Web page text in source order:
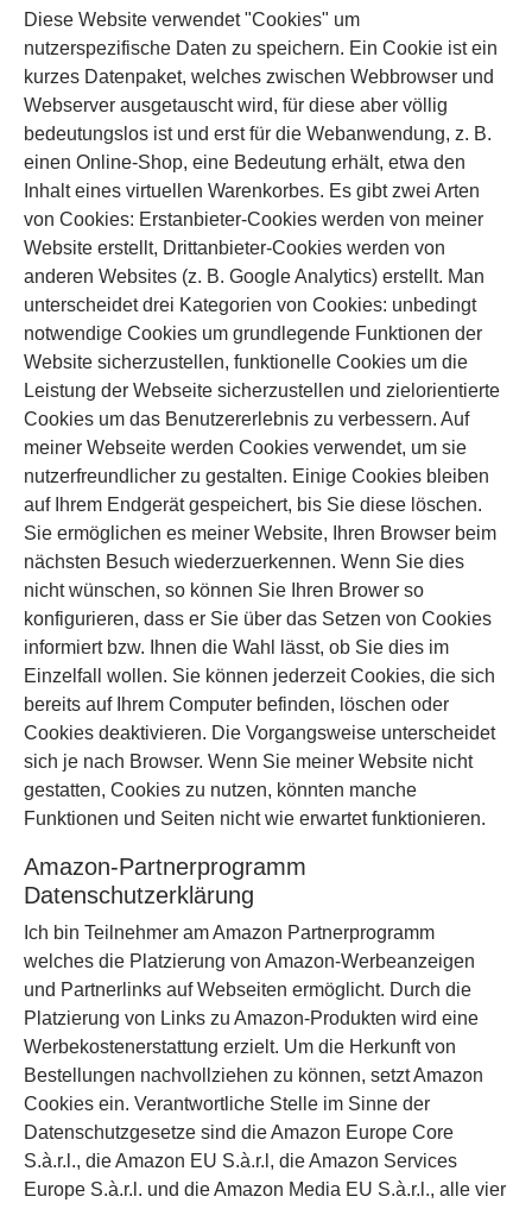
Diese Website verwendet "Cookies" um
nutzerspezifische Daten zu speichern. Ein Cookie ist ein
kurzes Datenpaket, welches zwischen Webbrowser und
Webserver ausgetauscht wird, für diese aber völlig
bedeutungslos ist und erst für die Webanwendung, z. B.
einen Online-Shop, eine Bedeutung erhält, etwa den
Inhalt eines virtuellen Warenkorbes. Es gibt zwei Arten
von Cookies: Erstanbieter-Cookies werden von meiner
Website erstellt, Drittanbieter-Cookies werden von
anderen Websites (z. B. Google Analytics) erstellt. Man
unterscheidet drei Kategorien von Cookies: unbedingt
notwendige Cookies um grundlegende Funktionen der
Website sicherzustellen, funktionelle Cookies um die
Leistung der Webseite sicherzustellen und zielorientierte
Cookies um das Benutzererlebnis zu verbessern. Auf
meiner Webseite werden Cookies verwendet, um sie
nutzerfreundlicher zu gestalten. Einige Cookies bleiben
auf Ihrem Endgerät gespeichert, bis Sie diese löschen.
Sie ermöglichen es meiner Website, Ihren Browser beim
nächsten Besuch wiederzuerkennen. Wenn Sie dies
nicht wünschen, so können Sie Ihren Brower so
konfigurieren, dass er Sie über das Setzen von Cookies
informiert bzw. Ihnen die Wahl lässt, ob Sie dies im
Einzelfall wollen. Sie können jederzeit Cookies, die sich
bereits auf Ihrem Computer befinden, löschen oder
Cookies deaktivieren. Die Vorgangsweise unterscheidet
sich je nach Browser. Wenn Sie meiner Website nicht
gestatten, Cookies zu nutzen, könnten manche
Funktionen und Seiten nicht wie erwartet funktionieren.
Amazon-Partnerprogramm
Datenschutzerklärung
Ich bin Teilnehmer am Amazon Partnerprogramm
welches die Platzierung von Amazon-Werbeanzeigen
und Partnerlinks auf Webseiten ermöglicht. Durch die
Platzierung von Links zu Amazon-Produkten wird eine
Werbekostenerstattung erzielt. Um die Herkunft von
Bestellungen nachvollziehen zu können, setzt Amazon
Cookies ein. Verantwortliche Stelle im Sinne der
Datenschutzgesetze sind die Amazon Europe Core
S.à.r.l., die Amazon EU S.à.r.l, die Amazon Services
Europe S.à.r.l. und die Amazon Media EU S.à.r.l., alle vier